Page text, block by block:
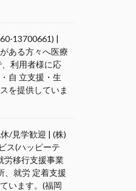
13700661) |
ある方々へ医療
利用者様に応
自 立支援・生
を提供していま
/見学歓迎 | (株)
ス(ハッピーテ
労移行支援事業
、就労 定着支援
います。(福岡